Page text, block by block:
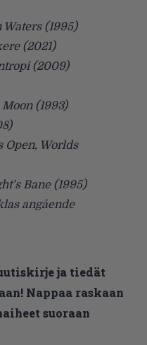
(1995)
(2021)
(2009)
(1993)
Open, Worlds
Bane (1995)
angående
ja tiedät
Nappaa raskaan
suoraan